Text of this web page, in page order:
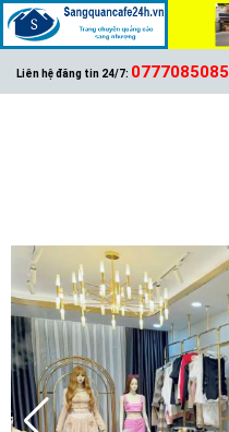
Liên hệ đăng tin 24/7: 0777085085